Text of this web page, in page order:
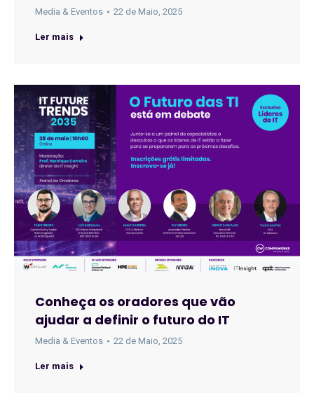
Media & Eventos 22 de Maio, 2025
Ler mais
Conheça os oradores que vão
ajudar a definir o futuro do IT
Media & Eventos 22 de Maio, 2025
Ler mais